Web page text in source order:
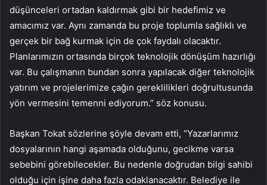
düşünceleri ortadan kaldırmak gibi bir hedefimiz ve
amacımız var. Aynı zamanda bu proje toplumla sağlıklı ve
gerçek bir bağ kurmak için de çok faydalı olacaktır.
Planlarımızın ortasında birçok teknolojik dönüşüm hazırlığı
var. Bu çalışmanın bundan sonra yapılacak diğer teknolojik
yatırım ve projelerimize çağın gereklilikleri doğrultusunda
yön vermesini temenni ediyorum.” söz konusu.
Başkan Tokat sözlerine şöyle devam etti, “Yazarlarımız
dosyalarının hangi aşamada olduğunu, gecikme varsa
sebebini görebilecekler. Bu nedenle doğrudan bilgi sahibi
olduğu için işine daha fazla odaklanacaktır. Belediye ile